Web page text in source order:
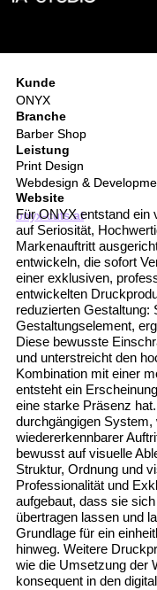
Kunde
ONYX
Branche
Barber Shop
Leistung
Print Design
Webdesign &
Website
onyx-cuts.at
Für ONYX entstand ein
auf Seriosität,
Markenauftritt
entwickeln, die sofort
einer exklusiven,
entwickelten
reduzierten Gestaltung:
Gestaltungselement,
Diese bewusste
und unterstreicht den
Kombination mit einer
entsteht ein
eine starke Präsenz
durchgängigen
wiedererkennbarer
bewusst auf visuelle
Struktur, Ordnung und
Professionalität und
aufgebaut, dass sie
übertragen lassen und
Grundlage für ein
hinweg. Weitere
wie die Umsetzung der
konsequent in den